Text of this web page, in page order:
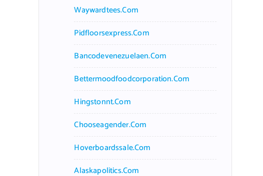
Waywardtees.com
Pidfloorsexpress.com
Bancodevenezuelaen.com
Bettermoodfoodcorporation.com
Hingstonnt.com
Chooseagender.com
Hoverboardssale.com
Alaskapolitics.com